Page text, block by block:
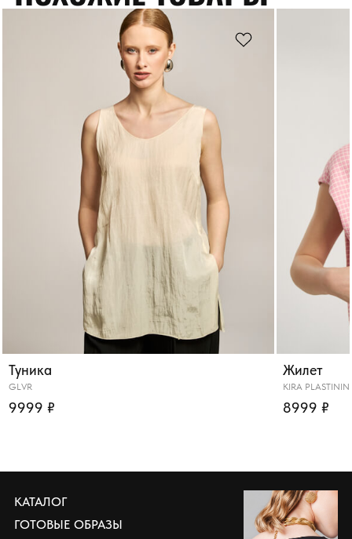
Туника
GLVR
9999 ₽
Жилет
KIRA
8999 ₽
КАТАЛОГ
ГОТОВЫЕ ОБРАЗЫ